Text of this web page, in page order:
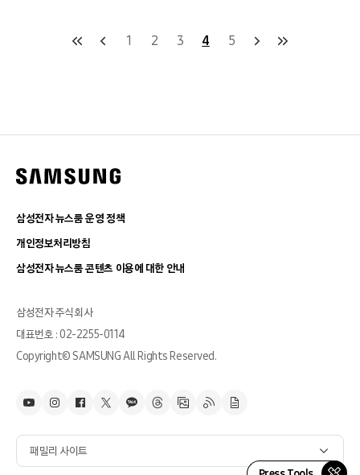
1 2 3 4 5
삼성전자 뉴스룸 운영 정책
개인정보처리방침
삼성전자 뉴스룸 콘텐츠 이용에 대한 안내
삼성전자 주식회사
대표번호 : 02-2255-0114
Copyright© SAMSUNG All Rights Reserved.
패밀리 사이트